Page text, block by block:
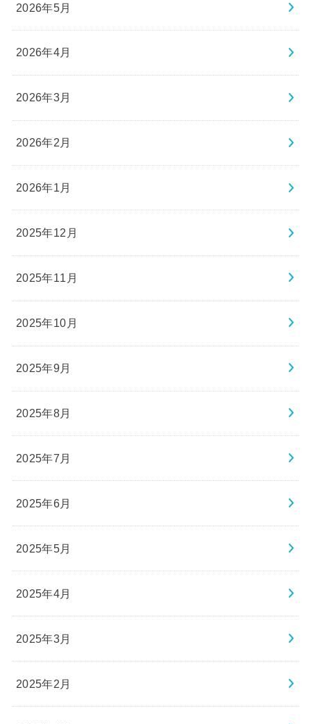
2026年5月
2026年4月
2026年3月
2026年2月
2026年1月
2025年12月
2025年11月
2025年10月
2025年9月
2025年8月
2025年7月
2025年6月
2025年5月
2025年4月
2025年3月
2025年2月